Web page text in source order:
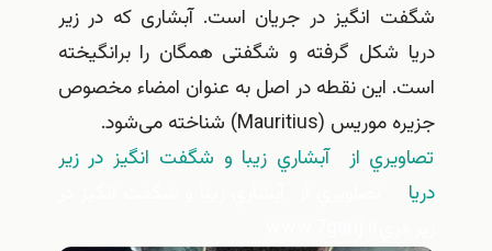
شگفت انگیز در جریان است. آبشاری که در زیر
دریا شکل گرفته و شگفتی همگان را برانگیخته
است. این نقطه در اصل به عنوان امضاء مخصوص
جزیره موریس (Mauritius) شناخته می‌شود.
تصاويري از آبشاري زيبا و شگفت انگيز در زير
دريا